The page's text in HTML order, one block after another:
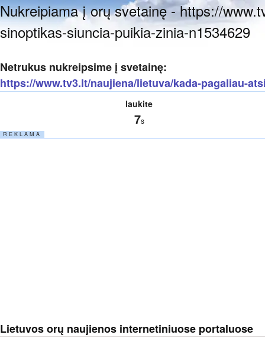
Nukreipiama į orų svetainę - https://
sinoptikas-siuncia-puikia-zinia-n1534629
Netrukus nukreipsime į svetainę:
https://www.tv3.lt/naujiena/lietuva/kada-pagaliau-
laukite
7s
R E K L A M A
Lietuvos orų naujienos internetiniuose portaluose